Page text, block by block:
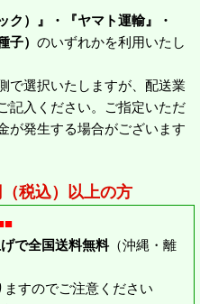
ク）』・『ヤマト運輸』・
子） のいずれかを利用いたし
で選択いたしますが、配送業
記入ください。ご指定いただ
が発生する場合がございます
税込）以上の方
で全国送料無料（沖縄・離
すのでご注意ください